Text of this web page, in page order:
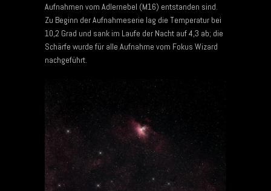
Aufnahmen vom Adlernebel (M16) entstanden sind.
Zu Beginn der Aufnahmeserie lag die Temperatur bei
10,2 Grad und sank im Laufe der Nacht auf 4,3 ab; die
Schärfe wurde für alle Aufnahme vom Fokus Wizard
nachgeführt.